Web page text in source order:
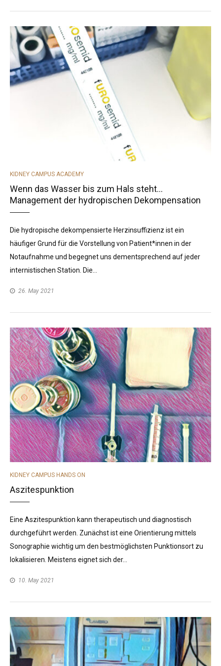
CATEGORIES
KIDNEY CAMPUS ACADEMY
Wenn das Wasser bis zum Hals steht…
Management der hydropischen Dekompensation
Die hydropische dekompensierte Herzinsuffizienz ist ein
häufiger Grund für die Vorstellung von Patient*innen in der
Notaufnahme und begegnet uns dementsprechend auf jeder
internistischen Station. Die…
26. May 2021
CATEGORIES
KIDNEY CAMPUS HANDS ON
Aszitespunktion
Eine Aszitespunktion kann therapeutisch und diagnostisch
durchgeführt werden. Zunächst ist eine Orientierung mittels
Sonographie wichtig um den bestmöglichsten Punktionsort zu
lokalisieren. Meistens eignet sich der…
10. May 2021